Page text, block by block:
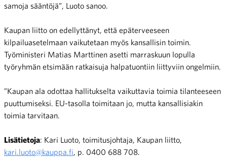
samoja sääntöjä”, Luoto sanoo.
Kaupan liitto on edellyttänyt, että epäterveeseen
kilpailuasetelmaan vaikutetaan myös kansallisin toimin.
Työministeri Matias Marttinen asetti marraskuun lopulla
työryhmän etsimään ratkaisuja halpatuontiin liittyviin ongelmiin.
”Kaupan ala odottaa hallitukselta vaikuttavia toimia tilanteeseen
puuttumiseksi. EU-tasolla toimitaan jo, mutta kansallisiakin
toimia tarvitaan.
Lisätietoja: Kari Luoto, toimitusjohtaja, Kaupan liitto,
kari.luoto@kauppa.fi , p. 0400 688 708.